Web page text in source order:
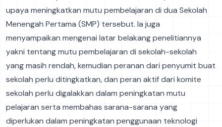
upaya meningkatkan mutu pembelajaran di dua Sekolah
Menengah Pertama (SMP) tersebut. Ia juga
menyampaikan mengenai latar belakang penelitiannya
yakni tentang mutu pembelajaran di sekolah-sekolah
yang masih rendah, kemudian peranan dari penyumit buat
sekolah perlu ditingkatkan, dan peran aktif dari komite
sekolah perlu digalakkan dalam peningkatan mutu
pelajaran serta membahas sarana-sarana yang
diperlukan dalam peningkatan penggunaan teknologi